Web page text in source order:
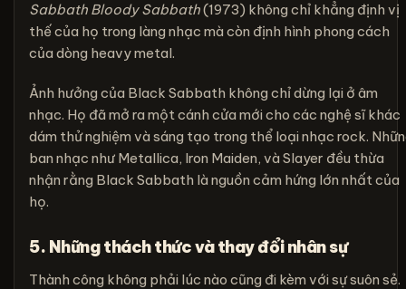
Sabbath Bloody Sabbath(1973) không chỉ khẳng định vị
thế của họ trong làng nhạc mà còn định hình phong cách
của dòng heavy metal.
Ảnh hưởng của Black Sabbath không chỉ dừng lại ở âm
nhạc. Họ đã mở ra một cánh cửa mới cho các nghệ sĩ khác
dám thử nghiệm và sáng tạo trong thể loại nhạc rock.
ban nhạc như Metallica, Iron Maiden, và Slayer đều thừa
nhận rằng Black Sabbath là nguồn cảm hứng lớn nhất của
họ.
5. Những thách thức và thay đổi nhân sự
Thành công không phải lúc nào cũng đi kèm với sự suôn sẻ.